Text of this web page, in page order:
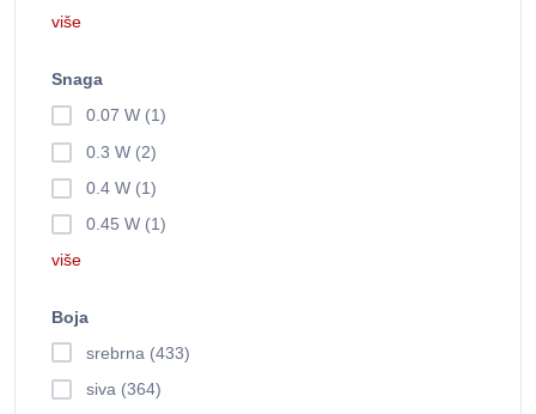
više
Snaga
0.07 W (1)
0.3 W (2)
0.4 W (1)
0.45 W (1)
više
Boja
srebrna (433)
siva (364)